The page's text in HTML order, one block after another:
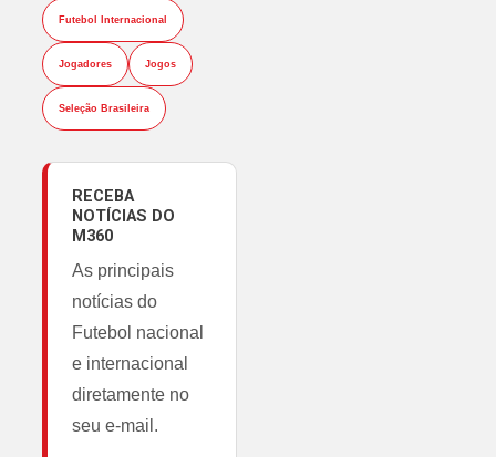
Futebol Internacional
Jogadores Jogos
Seleção Brasileira
RECEBA
NOTÍCIAS DO
M360
As principais
notícias do
Futebol nacional
e internacional
diretamente no
seu e-mail.